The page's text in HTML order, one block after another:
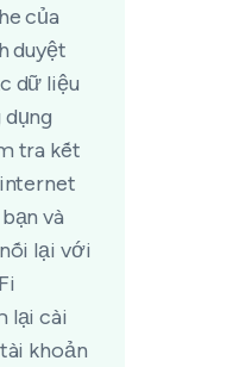
của
duyệt
dữ liệu
tra kết
và
lại với
lại cài
khoản